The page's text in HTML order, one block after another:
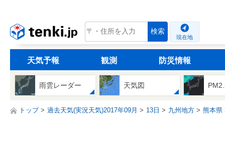
tenki.jp 検索
現在地
天気予報 観測 防災情報
雨雲レーダー 天気図
トップ 過去天気(実況天気)2017年09月 13日 九州地方 熊本県